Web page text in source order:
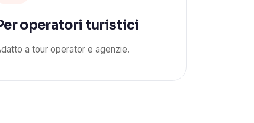
operatori turistici
a tour operator e agenzie.